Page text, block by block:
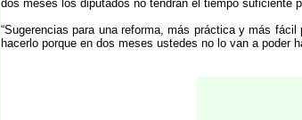
dos meses los diputados no tendrán el tiempo suficiente
“Sugerencias para una reforma, más práctica y más
hacerlo porque en dos meses ustedes no lo van a poder